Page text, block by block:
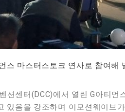
스 마스터스토크 연사로 참여해
션센터(DCC)에서 열린 G아티
있음을 강조하며 이모션웨이브